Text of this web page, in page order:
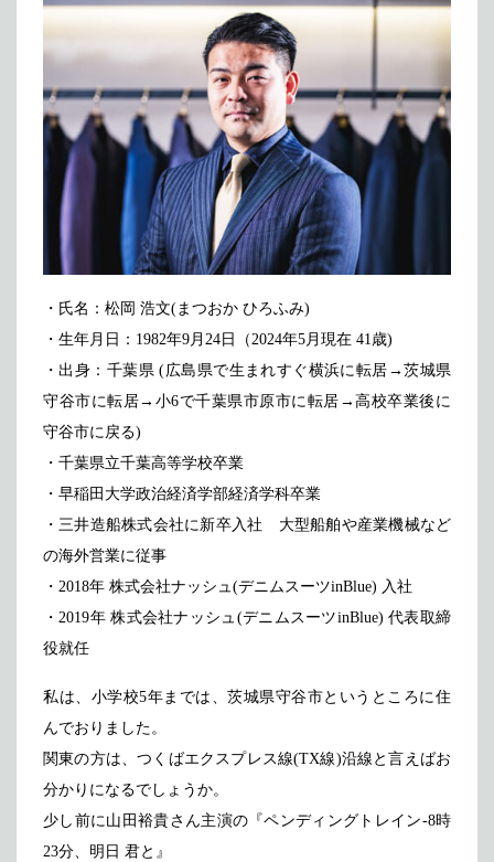
・氏名：松岡 浩文(まつおか ひろふみ)
・生年月日：1982年9月24日（2024年5月現在 41歳)
・出身：千葉県 (広島県で生まれすぐ横浜に転居→茨城県
守谷市に転居→小6で千葉県市原市に転居→高校卒業後に
守谷市に戻る)
・千葉県立千葉高等学校卒業
・早稲田大学政治経済学部経済学科卒業
・三井造船株式会社に新卒入社 大型船舶や産業機械など
の海外営業に従事
・2018年 株式会社ナッシュ(デニムスーツinBlue) 入社
・2019年 株式会社ナッシュ(デニムスーツinBlue) 代表取締
役就任
私は、小学校5年までは、茨城県守谷市というところに住
んでおりました。
関東の方は、つくばエクスプレス線(TX線)沿線と言えばお
分かりになるでしょうか。
少し前に山田裕貴さん主演の『ペンディングトレイン-8時
23分、明日 君と』